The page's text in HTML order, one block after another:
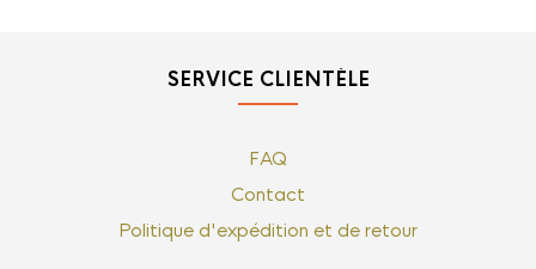
SERVICE CLIENTÈLE
FAQ
Contact
Politique d'expédition et de retour